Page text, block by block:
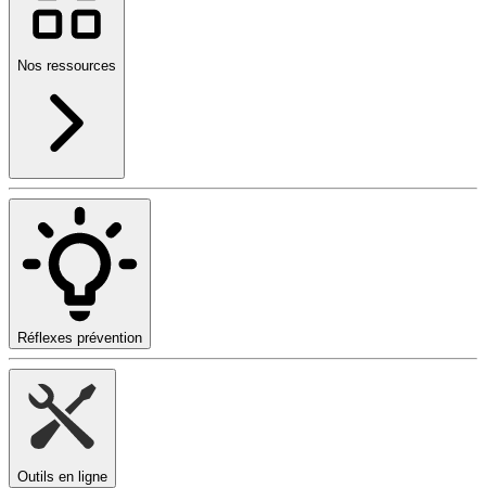
Nos ressources
Réflexes prévention
Outils en ligne